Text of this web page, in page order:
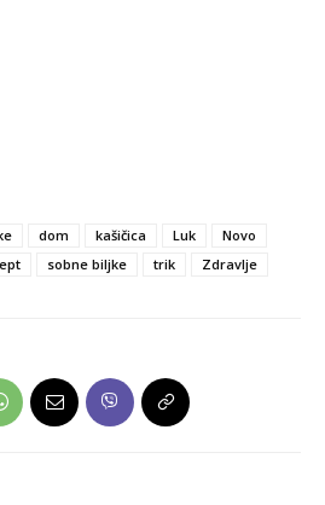
dom kašičica Luk
Novo
sobne biljke trik Zdravlje